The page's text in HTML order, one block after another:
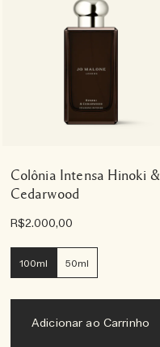
Colônia Intensa Hinoki &
Cedarwood
R$2.000,00
100ml 50ml
Adicionar ao Carrinho